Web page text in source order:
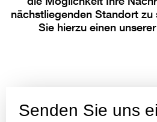
nächstliegenden Standort
Sie hierzu einen
Senden Sie uns